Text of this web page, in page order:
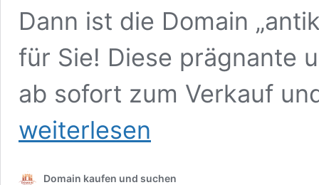
Dann ist die Domain
für Sie! Diese prägnante
ab sofort zum Verkauf
weiterlesen
Domain kaufen und suchen